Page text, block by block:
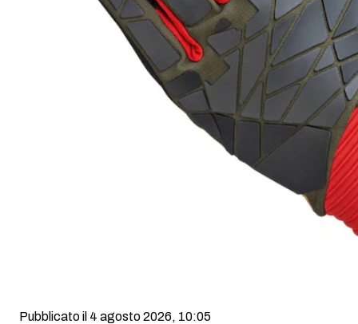
Pubblicato il 4 agosto 2026, 10:05